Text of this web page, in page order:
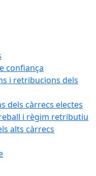
confiança
i retribucions dels
dels càrrecs electes
i règim retributiu
alts càrrecs